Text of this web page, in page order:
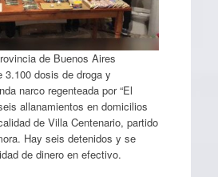
de Buenos Aires
3.100 dosis de droga y
narco regenteada por “El
allanamientos en domicilios
de Villa Centenario, partido
Hay seis detenidos y se
de dinero en efectivo.